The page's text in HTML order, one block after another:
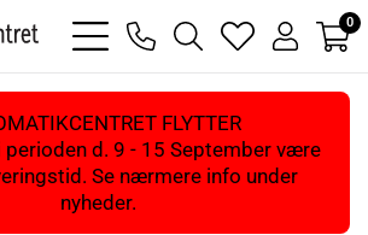
bars
light
phone
magnifying
glass
heart
light
user
light
0
FLYTTER
perioden d. 9 - 15 September være
Se nærmere info under
nyheder.